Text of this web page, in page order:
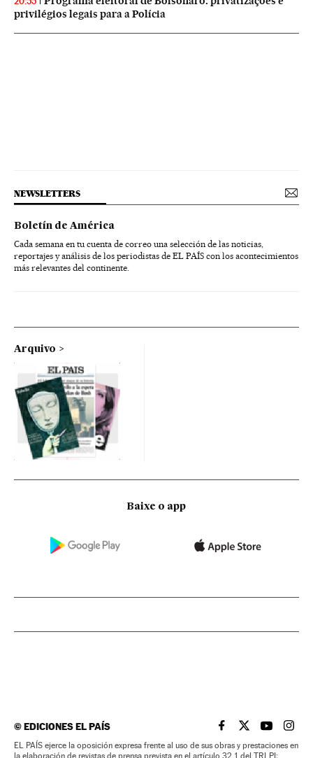
privilégios legais para a Polícia
NEWSLETTERS
Boletín de América
Cada semana en tu cuenta de correo una selección de las noticias,
reportajes y análisis de los periodistas de EL PAÍS con los acontecimientos
más relevantes del continente.
Arquivo
Baixe o app
©EDICIONES EL PAÍS EL PAÍS BRASIL EN
EL PAÍSEL PAÍS
EL
EL PAÍS ejerce la oposición expresa frente al uso de sus obras y prestaciones en
la elaboración de revistas de prensa prevista en el artículo 32.1 del TRLPI;